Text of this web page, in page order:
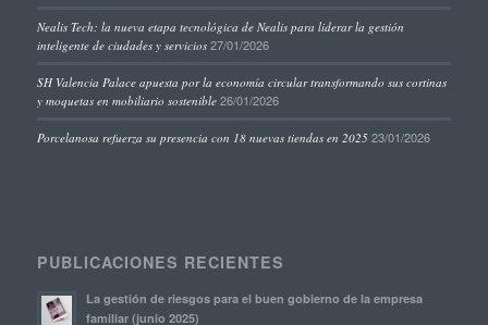
Nealis Tech: la nueva etapa tecnológica de Nealis para liderar la gestión
inteligente de ciudades y servicios 27/01/2026
SH Valencia Palace apuesta por la economía circular transformando sus cortinas
y moquetas en mobiliario sostenible 26/01/2026
Porcelanosa refuerza su presencia con 18 nuevas tiendas en 2025 23/01/2026
PUBLICACIONES RECIENTES
La gestión de riesgos para el buen gobierno de la empresa
familiar (junio 2025)